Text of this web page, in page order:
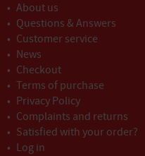
About us
Questions & Answers
Customer service
News
Checkout
Terms of purchase
Privacy Policy
Complaints and returns
Satisfied with your order?
Log in